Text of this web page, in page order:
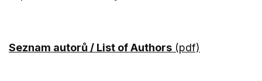
Seznam autorů / List of Authors (pdf)